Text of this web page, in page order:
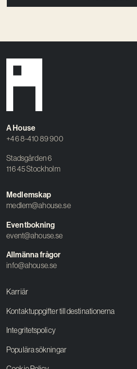
A House
+46 8-410 89 900
Stadsgården 6
116 45 Stockholm
Medlemskap
medlem@ahouse.se
Eventbokning
event@ahouse.se
Allmänna frågor
info@ahouse.se
Karriär
Kontaktuppgifter till destinationerna
Integritetspolicy
Populära sökningar